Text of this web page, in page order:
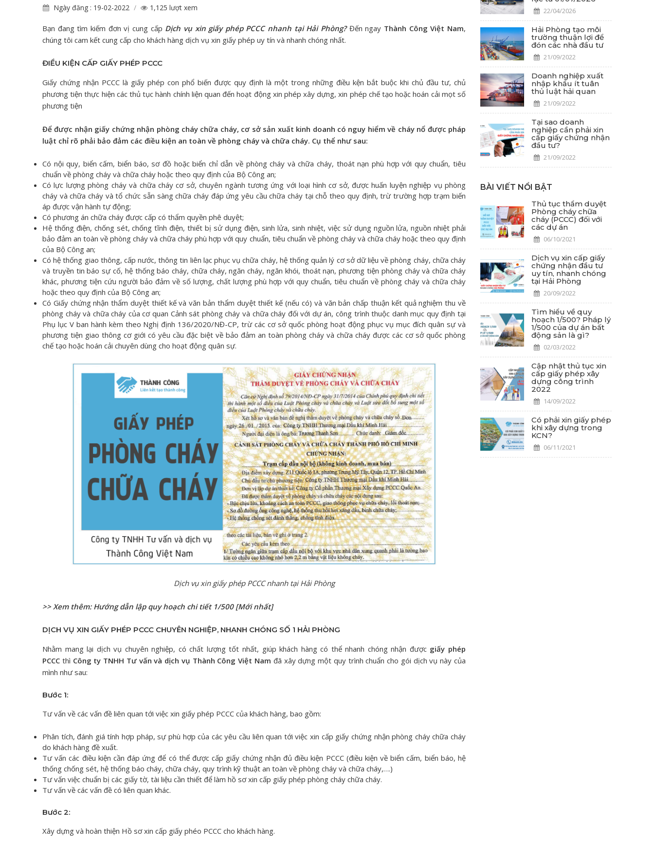
Ngày đăng : 19-02-2022 1,125 lượt xem
Bạn đang tìm kiếm đơn vị cung cấp Dịch vụ xin giấy phép PCCC nhanh tại Hải Phòng?Đến ngay Thành Công Việt Nam,
chúng tôi cam kết cung cấp cho khách hàng dịch vụ xin giấy phép uy tín và nhanh chóng nhất.
ĐIỀU KIỆN CẤP GIẤY PHÉP PCCC
Giấy chứng nhận PCCC là giấy phép con phổ biến được quy định là một trong những điều kện bắt buộc khi chủ đầu tư, chủ
phương tiện thực hiện các thủ tục hành chính liện quan đến hoạt động xin phép xây dựng, xin phép chế tạo hoặc hoán cải mọt số
phương tiện
Để được nhận giấy chứng nhận phòng cháy chữa cháy, cơ sở sản xuất kinh doanh có nguy hiểm về cháy nổ được pháp
luật chỉ rõ phải bảo đảm các điều kiện an toàn về phòng cháy và chữa cháy. Cụ thể như sau:
Có nội quy, biển cấm, biển báo, sơ đồ hoặc biển chỉ dẫn về phòng cháy và chữa cháy, thoát nạn phù hợp với quy chuẩn, tiêu
chuẩn về phòng cháy và chữa cháy hoặc theo quy định của Bộ Công an;
Có lực lượng phòng cháy và chữa cháy cơ sở, chuyên ngành tương ứng với loại hình cơ sở, được huấn luyện nghiệp vụ phòng
cháy và chữa cháy và tổ chức sẵn sàng chữa cháy đáp ứng yêu cầu chữa cháy tại chỗ theo quy định, trừ trường hợp trạm biến
áp được vận hành tự động;
Có phương án chữa cháy được cấp có thẩm quyền phê duyệt;
Hệ thống điện, chống sét, chống tĩnh điện, thiết bị sử dụng điện, sinh lửa, sinh nhiệt, việc sử dụng nguồn lửa, nguồn nhiệt phải
bảo đảm an toàn về phòng cháy và chữa cháy phù hợp với quy chuẩn, tiêu chuẩn về phòng cháy và chữa cháy hoặc theo quy định
của Bộ Công an;
Có hệ thống giao thông, cấp nước, thông tin liên lạc phục vụ chữa cháy, hệ thống quản lý cơ sở dữ liệu về phòng cháy, chữa cháy
và truyền tin báo sự cố, hệ thống báo cháy, chữa cháy, ngăn cháy, ngăn khói, thoát nạn, phương tiện phòng cháy và chữa cháy
khác, phương tiện cứu người bảo đảm về số lượng, chất lượng phù hợp với quy chuẩn, tiêu chuẩn về phòng cháy và chữa cháy
hoặc theo quy định của Bộ Công an;
Có Giấy chứng nhận thẩm duyệt thiết kế và văn bản thẩm duyệt thiết kế (nếu có) và văn bản chấp thuận kết quả nghiệm thu về
phòng cháy và chữa cháy của cơ quan Cảnh sát phòng cháy và chữa cháy đối với dự án, công trình thuộc danh mục quy định tại
Phụ lục V ban hành kèm theo Nghị định 136/2020/NĐ-CP, trừ các cơ sở quốc phòng hoạt động phục vụ mục đích quân sự và
phương tiện giao thông cơ giới có yêu cầu đặc biệt về bảo đảm an toàn phòng cháy và chữa cháy được các cơ sở quốc phòng
chế tạo hoặc hoán cải chuyên dùng cho hoạt động quân sự.
Dịch vụ xin giấy phép PCCC nhanh tại Hải Phòng
>> Xem thêm: Hướng dẫn lập quy hoạch chi tiết 1/500 [Mới nhất]
DỊCH VỤ XIN GIẤY PHÉP PCCC CHUYÊN NGHIỆP, NHANH CHÓNG SỐ 1 HẢI PHÒNG
Nhằm mang lại dịch vụ chuyên nghiệp, có chất lượng tốt nhất, giúp khách hàng có thể nhanh chóng nhận được giấy phép
PCCC thì Công ty TNHH Tư vấn và dịch vụ Thành Công Việt Nam đã xây dựng một quy trình chuẩn cho gói dịch vụ này của
mình như sau:
Bước 1:
Tư vấn về các vấn đề liên quan tới việc xin giấy phép PCCC của khách hàng, bao gồm:
Phân tích, đánh giá tính hợp pháp, sự phù hợp của các yêu cầu liên quan tới việc xin cấp giấy chứng nhận phòng cháy chữa cháy
do khách hàng đề xuất.
Tư vấn các điều kiện cần đáp ứng để có thể được cấp giấy chứng nhận đủ điều kiện PCCC (điều kiện về biển cấm, biển báo, hệ
thống chống sét, hệ thống báo cháy, chữa cháy, quy trình kỹ thuật an toàn về phòng cháy và chữa cháy,….)
Tư vấn việc chuẩn bị các giấy tờ, tài liệu cần thiết để làm hồ sơ xin cấp giấy phép phòng cháy chữa cháy.
Tư vấn về các vấn đề có liên quan khác.
Bước 2:
Xây dựng và hoàn thiện Hồ sơ xin cấp giấy phéo PCCC cho khách hàng.
22/04/2026
Hải Phòng tạo môi
trường thuận lợi để
đón các nhà đầu tư
21/09/2022
Doanh nghiệp xuất
nhập khẩu ít tuân
thủ luật hải quan
21/09/2022
Tại sao doanh
nghiệp cần phải xin
cấp giấy chứng nhận
đầu tư?
21/09/2022
BÀI VIẾT NỔI BẬT
Thủ tục thẩm duyệt
Phòng cháy chữa
cháy (PCCC) đối với
các dự án
06/10/2021
Dịch vụ xin cấp giấy
chứng nhận đầu tư
uy tín, nhanh chóng
tại Hải Phòng
20/09/2022
Tìm hiểu về quy
hoạch 1/500? Pháp lý
1/500 của dự án bất
động sản là gì?
02/03/2022
Cập nhật thủ tục xin
cấp giấy phép xây
dựng công trình
2022
14/09/2022
Có phải xin giấy phép
khi xây dựng trong
KCN?
06/11/2021